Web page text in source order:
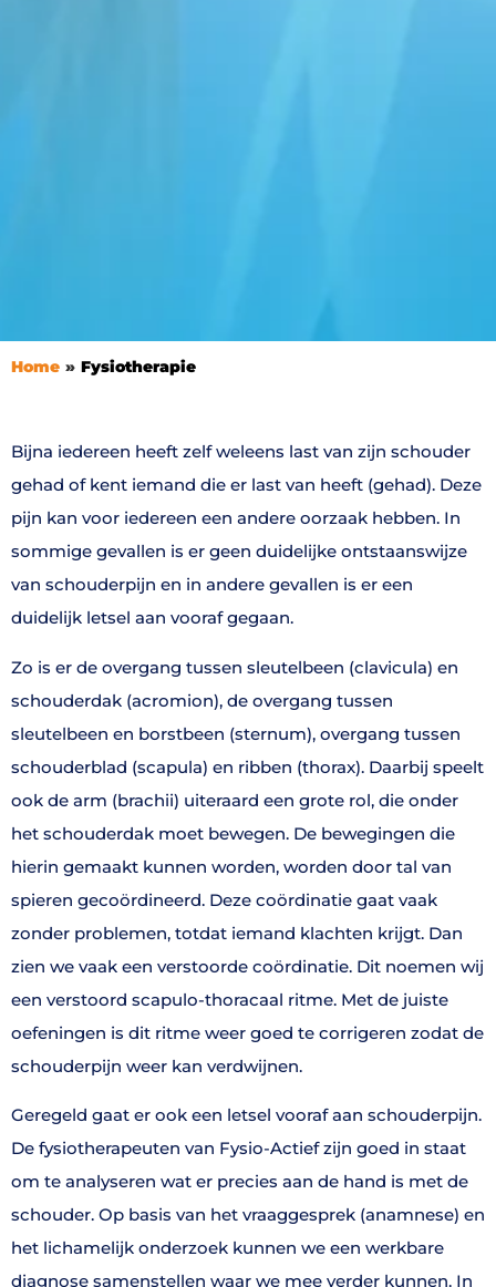
Home Fysiotherapie
Bijna iedereen heeft zelf weleens last van zijn schouder
gehad of kent iemand die er last van heeft (gehad). Deze
pijn kan voor iedereen een andere oorzaak hebben. In
sommige gevallen is er geen duidelijke ontstaanswijze
van schouderpijn en in andere gevallen is er een
duidelijk letsel aan vooraf gegaan.
Zo is er de overgang tussen sleutelbeen (clavicula) en
schouderdak (acromion), de overgang tussen
sleutelbeen en borstbeen (sternum), overgang tussen
schouderblad (scapula) en ribben (thorax). Daarbij speelt
ook de arm (brachii) uiteraard een grote rol, die onder
het schouderdak moet bewegen. De bewegingen die
hierin gemaakt kunnen worden, worden door tal van
spieren gecoördineerd. Deze coördinatie gaat vaak
zonder problemen, totdat iemand klachten krijgt. Dan
zien we vaak een verstoorde coördinatie. Dit noemen wij
een verstoord scapulo-thoracaal ritme. Met de juiste
oefeningen is dit ritme weer goed te corrigeren zodat de
schouderpijn weer kan verdwijnen.
Geregeld gaat er ook een letsel vooraf aan schouderpijn.
De fysiotherapeuten van Fysio-Actief zijn goed in staat
om te analyseren wat er precies aan de hand is met de
schouder. Op basis van het vraaggesprek (anamnese) en
het lichamelijk onderzoek kunnen we een werkbare
diagnose samenstellen waar we mee verder kunnen. In